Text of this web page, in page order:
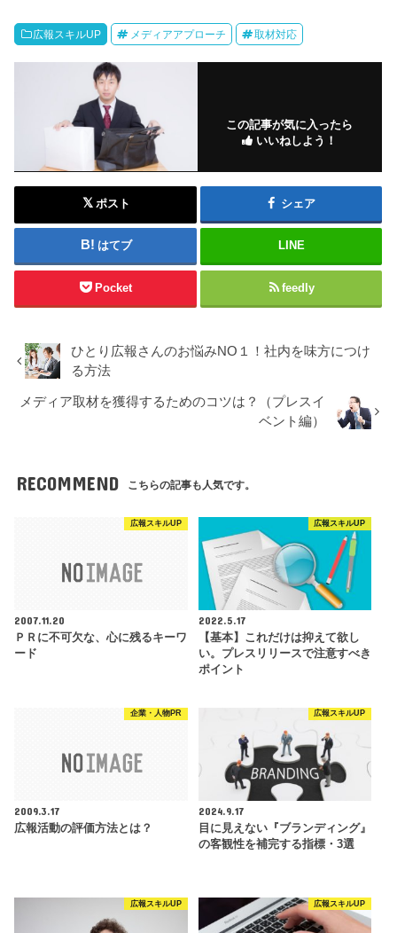
広報スキルUP メディアアプローチ 取材対応
この記事が気に入ったら
いいねしよう！
ポスト シェア
はてブ LINE
Pocket feedly
ひとり広報さんのお悩みNO１！社内を味方につけ
る方法
メディア取材を獲得するためのコツは？（プレスイ
ベント編）
RECOMMEND こちらの記事も人気です。
広報スキルUP
2007.11.20
ＰＲに不可欠な、心に残るキーワ
ード
広報スキルUP
2022.5.17
【基本】これだけは抑えて欲し
い。プレスリリースで注意すべき
ポイント
企業・人物PR
2009.3.17
広報活動の評価方法とは？
広報スキルUP
2024.9.17
目に見えない『ブランディング』
の客観性を補完する指標・3選
広報スキルUP 広報スキルUP